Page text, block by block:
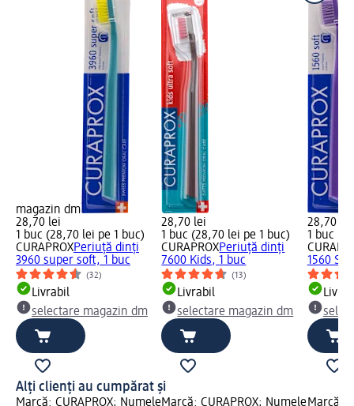
magazin dm
28,70 lei
1 buc (28,70 lei pe 1 buc)
CURAPROXPeriuță dinți
3960 super soft, 1 buc
(32)
Livrabil
selectare magazin dm
28,70 lei
1 buc (28,70 lei pe 1 buc)
CURAPROXPeriuță dinți
7600 Kids, 1 buc
(13)
Livrabil
selectare magazin dm
28,70 lei
1 buc
1560
Alți clienți au cumpărat și
Marcă: CURAPROX; NumeleMarcă: CURAPROX; Numele Marcă: